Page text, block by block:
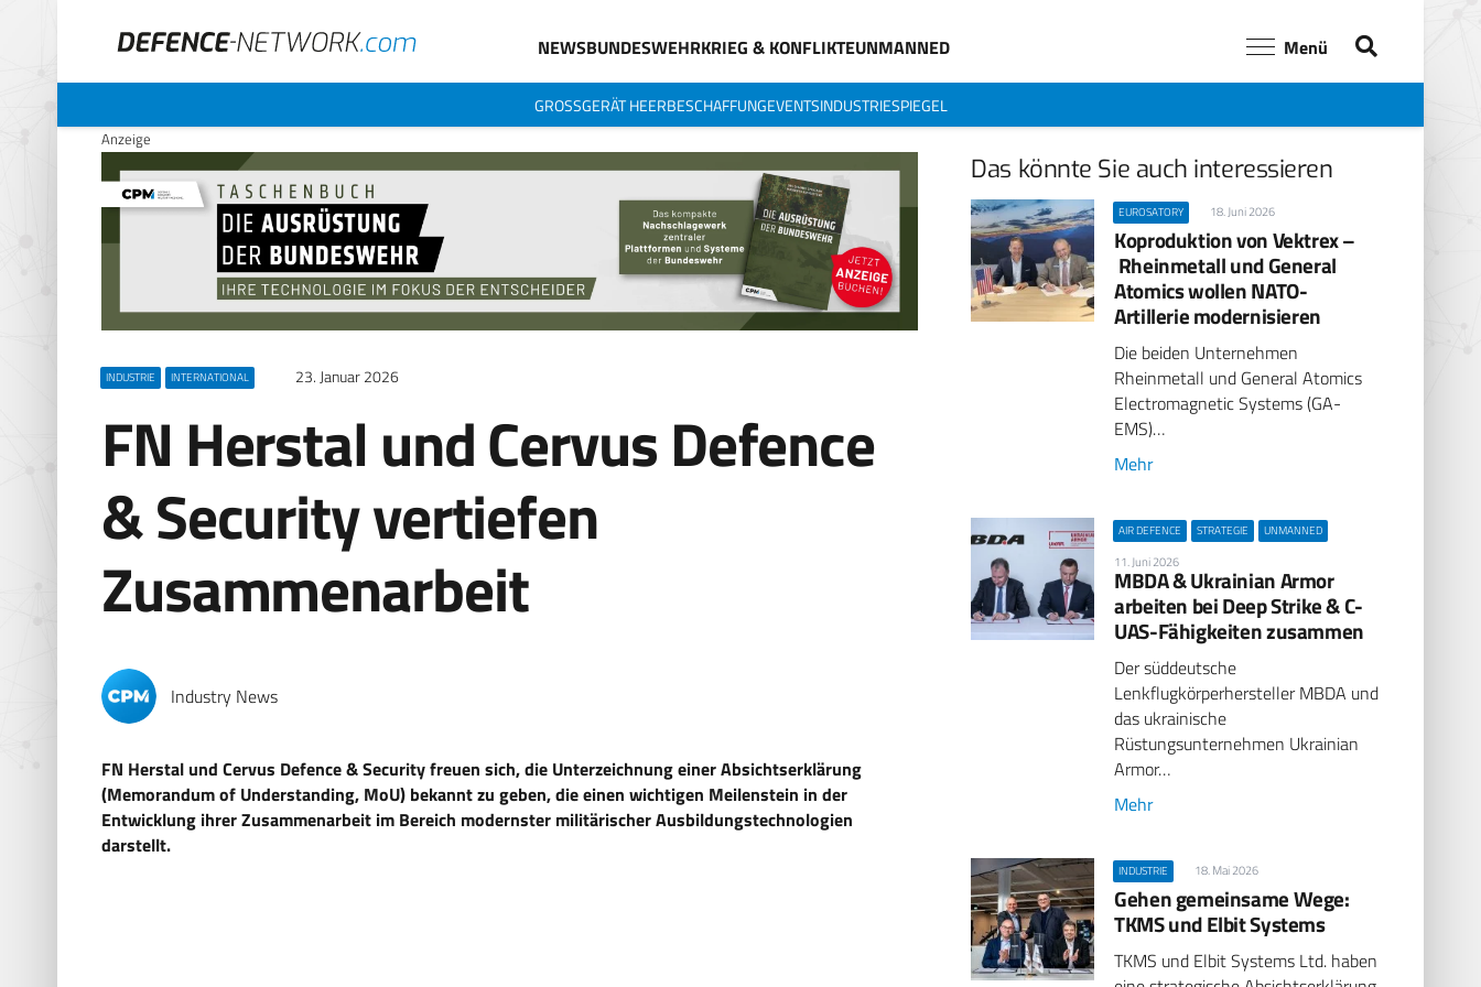
NEWSBUNDESWEHRKRIEG & KONFLIKTEUNMANNED Menü
GROSSGERÄT HEERBESCHAFFUNGEVENTSINDUSTRIESPIEGEL
Anzeige
INDUSTRIE INTERNATIONAL 23. Januar 2026
FN Herstal und Cervus Defence
& Security vertiefen
Zusammenarbeit
Industry News
FN Herstal und Cervus Defence & Security freuen sich, die Unterzeichnung einer Absichtserklärung
(Memorandum of Understanding, MoU) bekannt zu geben, die einen wichtigen Meilenstein in der
Entwicklung ihrer Zusammenarbeit im Bereich modernster militärischer Ausbildungstechnologien
darstellt.
Das könnte Sie auch interessieren
EUROSATORY 18. Juni 2026
Koproduktion von Vektrex –
Rheinmetall und General
Atomics wollen NATO-
Artillerie modernisieren
Die beiden Unternehmen
Rheinmetall und General Atomics
Electromagnetic Systems (GA-
EMS)…
Mehr
AIR DEFENCE STRATEGIE UNMANNED
11. Juni 2026
MBDA & Ukrainian Armor
arbeiten bei Deep Strike & C-
UAS-Fähigkeiten zusammen
Der süddeutsche
Lenkflugkörperhersteller MBDA und
das ukrainische
Rüstungsunternehmen Ukrainian
Armor…
Mehr
INDUSTRIE 18. Mai 2026
Gehen gemeinsame Wege:
TKMS und Elbit Systems
TKMS und Elbit Systems Ltd. haben